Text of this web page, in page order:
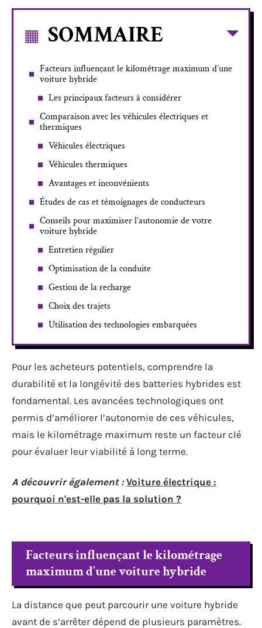
SOMMAIRE
Facteurs influençant le kilométrage maximum d’une
voiture hybride
Les principaux facteurs à considérer
Comparaison avec les véhicules électriques et
thermiques
Véhicules électriques
Véhicules thermiques
Avantages et inconvénients
Études de cas et témoignages de conducteurs
Conseils pour maximiser l’autonomie de votre
voiture hybride
Entretien régulier
Optimisation de la conduite
Gestion de la recharge
Choix des trajets
Utilisation des technologies embarquées
Pour les acheteurs potentiels, comprendre la
durabilité et la longévité des batteries hybrides est
fondamental. Les avancées technologiques ont
permis d’améliorer l’autonomie de ces véhicules,
mais le kilométrage maximum reste un facteur clé
pour évaluer leur viabilité à long terme.
A découvrir également : Voiture électrique :
pourquoi n'est-elle pas la solution ?
Facteurs influençant le kilométrage
maximum d’une voiture hybride
La distance que peut parcourir une voiture hybride
avant de s’arrêter dépend de plusieurs paramètres.